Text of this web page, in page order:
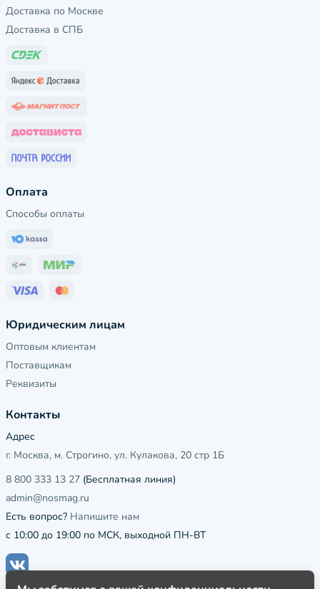
Доставка по Москве
Доставка в СПБ
Оплата
Способы оплаты
Юридическим лицам
Оптовым клиентам
Поставщикам
Реквизиты
Контакты
Адрес
г. Москва, м. Строгино, ул. Кулакова, 20 стр 1Б
8 800 333 13 27 (Бесплатная линия)
admin@nosmag.ru
Есть вопрос? Напишите нам
с 10:00 до 19:00 по МСК, выходной ПН-ВТ